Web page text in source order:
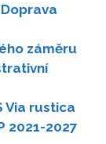
Doprava
záměru
Via rustica
2021-2027